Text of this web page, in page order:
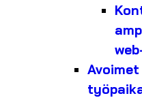
Avoimet